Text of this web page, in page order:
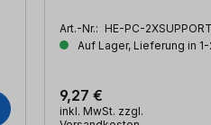
Art.-Nr.: HE-PC-2XSUPPORT
Auf Lager, Lieferung in
9,27 €
inkl. MwSt. zzgl.